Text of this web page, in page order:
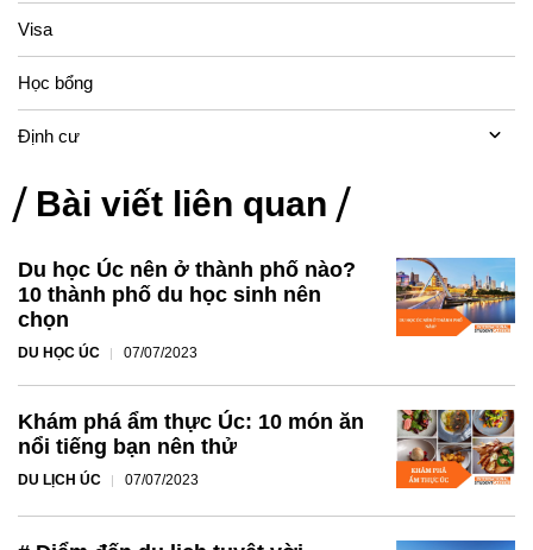
Visa
Học bổng
Định cư
Bài viết liên quan
Du học Úc nên ở thành phố nào?
10 thành phố du học sinh nên
chọn
DU HỌC ÚC 07/07/2023
Khám phá ẩm thực Úc: 10 món ăn
nổi tiếng bạn nên thử
DU LỊCH ÚC 07/07/2023